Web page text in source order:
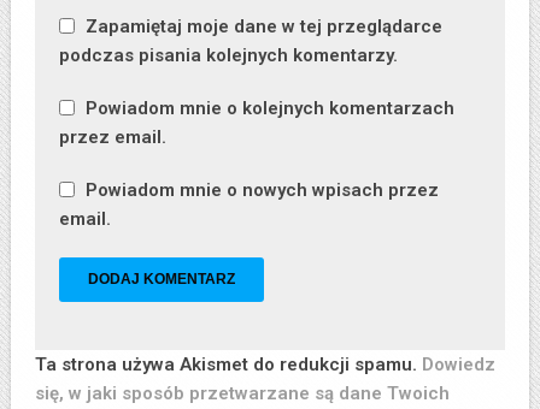
Zapamiętaj moje dane w tej przeglądarce
podczas pisania kolejnych komentarzy.
Powiadom mnie o kolejnych komentarzach
przez email.
Powiadom mnie o nowych wpisach przez
email.
Ta strona używa Akismet do redukcji spamu. Dowiedz
się, w jaki sposób przetwarzane są dane Twoich